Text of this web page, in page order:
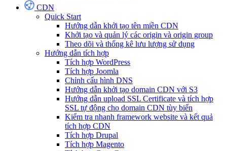
CDN
Quick Start
Hướng dẫn khởi tạo tên miền CDN
Khởi tạo và quản lý các origin và origin group
Theo dõi và thống kê lưu lượng sử dụng
Hướng dẫn tích hợp
Tích hợp WordPress
Tích hợp Joomla
Chỉnh cấu hình DNS
Hướng dẫn khởi tạo domain CDN với S3
Hướng dẫn upload SSL Certificate và tích hợp
SSL tự động cho domain CDN tùy biến
Kiểm tra nhanh framework website và kết quả
tích hợp CDN
Tích hợp Drupal
Tích hợp Magento